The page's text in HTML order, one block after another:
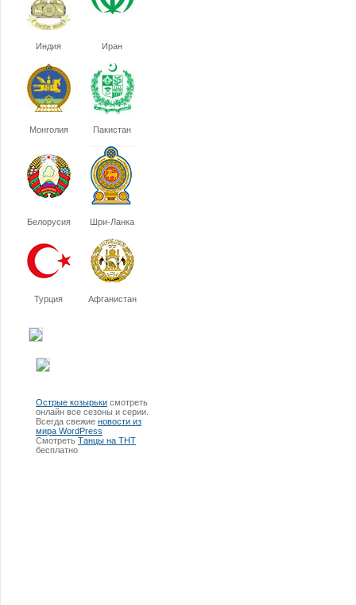
Индия Иран
Монголия Пакистан
Белорусия Шри-Ланка
Турция Афганистан
Острые козырьки смотреть
онлайн все сезоны и серии.
Всегда свежие новости из
мира WordPress
Смотреть Танцы на ТНТ
бесплатно